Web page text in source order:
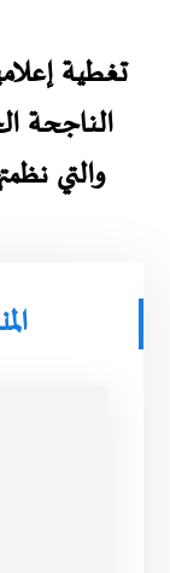
تغطية
الناجحة
والتي